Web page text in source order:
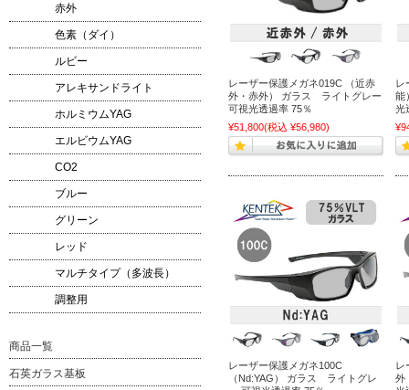
レーザー保護メガネ019C （近赤
外・赤外） ガラス ライトグレー
可視光透過率 75％
¥51,800(税込 ¥56,980)
レ
能
光
レーザー保護メガネ100C
（Nd:YAG） ガラス ライトグレ
レ
外
赤外
色素（ダイ）
ルビー
アレキサンドライト
ホルミウムYAG
エルビウムYAG
CO2
ブルー
グリーン
レッド
マルチタイプ（多波長）
調整用
商品一覧
石英ガラス基板